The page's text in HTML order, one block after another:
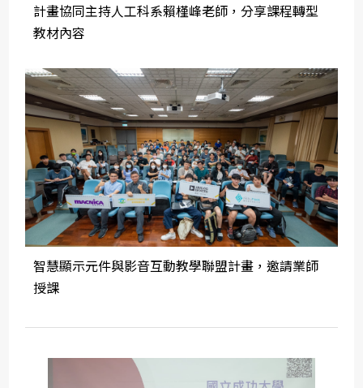
計畫協同主持人工科系賴槿峰老師，分享課程轉型
教材內容
智慧顯示元件與影音互動教學聯盟計畫，邀請業師
授課